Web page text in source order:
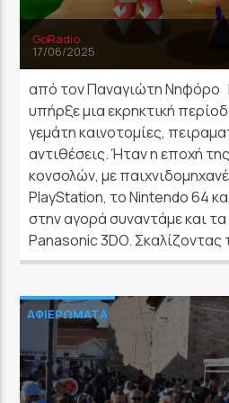
GoRadio
17/06/2025
από τον Παναγιώτη Νηφόρο
υπήρξε μια εκρηκτική
γεμάτη καινοτομίες,
αντιθέσεις. Ήταν η εποχή
κονσολών, με
PlayStation, το Nintendo 64
στην αγορά συναντάμε και
Panasonic 3DO. Σκαλίζοντας
ΑΦΙΕΡΩΜΑΤΑ